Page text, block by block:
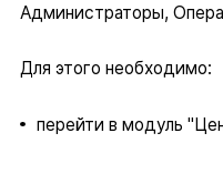
Администраторы,
Для этого необходимо:
перейти в модуль